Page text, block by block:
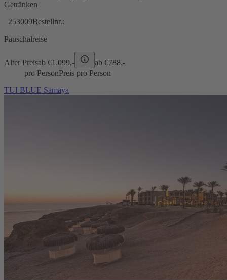
Getränken
253009Bestellnr.:
Pauschalreise
Alter Preisab €1.099,- ab €788,-
pro PersonPreis pro Person
TUI BLUE Samaya